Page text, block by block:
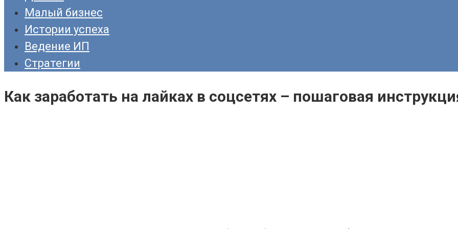
Малый бизнес
Истории успеха
Ведение ИП
Стратегии
Как заработать на лайках в соцсетях – пошаговая